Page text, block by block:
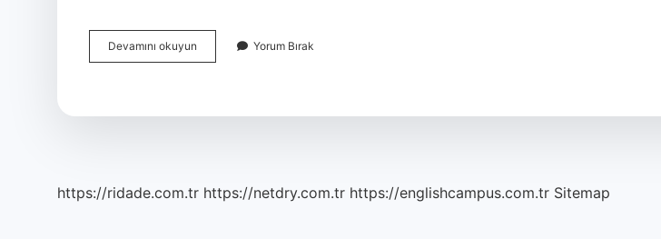
Devamını okuyun Cihetine
Gidilmesi
Yorum Bırak
https://ridade.com.tr https://netdry.com.tr https://englishcampus.com.tr Sitemap